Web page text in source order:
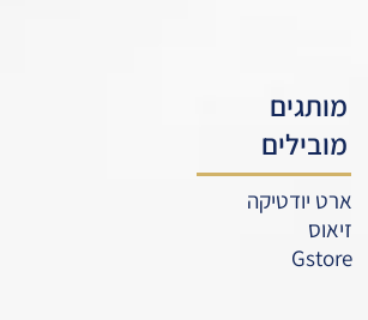
מותגים
מובילים
ארט יודטיקה
זיאוס
Gstore